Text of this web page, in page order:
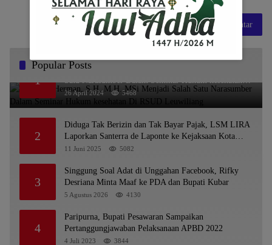
Popular Posts
1
Dr. KMS Herman, S.H.,M.H.,MSi Menjadi Salah
Satu Narasumber Dalam Seminar Hukum kesehatan
Di RSUD Leuwiliang
26 April 2024 5468
2
Diduga Tak Berizin dan Tak Bayar Pajak, LSM LIRA
Laporkan Santerra de Laponte ke Kejaksaan Kota
Batu
11 Juni 2025 5082
3
Singgung Soal Adat di Unggahan Facebook, Rifky
Desriana Minta Maaf ke PDA dan Bupati Kubar
5 Agustus 2026 4130
4
Paripurna, Bupati Pesawaran Sampaikan
Pertanggungjawaban Pelaksanaan APBD 2022
4 Juli 2023 3844